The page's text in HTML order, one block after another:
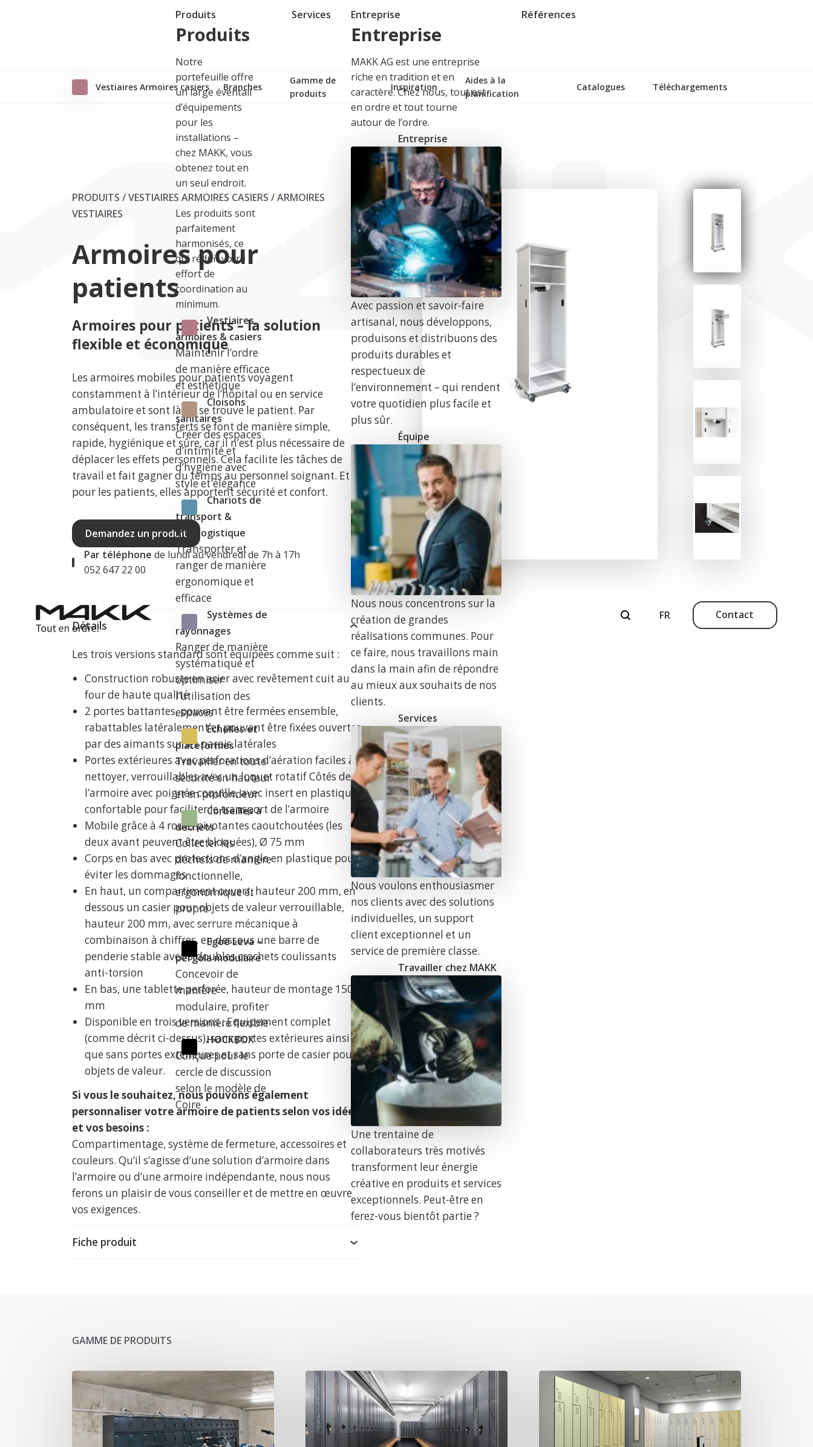
Produits
Produits
Notre
portefeuille offre
un large éventail
d’équipements
pour les
installations –
chez MAKK, vous
obtenez tout en
un seul endroit.
Les produits sont
parfaitement
harmonisés, ce
qui réduit votre
effort de
coordination au
minimum.
Vestiaires,
armoires & casiers
Maintenir l’ordre
de manière efficace
et esthétique
Cloisons
sanitaires
Créer des espaces
d’intimité et
d’hygiène avec
style et élégance
Chariots de
transport &
intralogistique
Transporter et
ranger de manière
ergonomique et
efficace
Systèmes de
rayonnages
Ranger de manière
systématique et
optimiser
l’utilisation des
espaces
Échelles et
plateformes
Travailler en toute
sécurité en hauteur
et en profondeur
Corbeilles à
déchets
Collecter les
déchets de manière
fonctionnelle,
ergonomique et
propre
Egoé Leva –
pergola modulaire
Concevoir de
manière
modulaire, profiter
de manière flexible
HOCKBOX
Conçue pour le
cercle de discussion
selon le modèle de
Coire
Services Entreprise
Entreprise
MAKK AG est une entreprise
riche en tradition et en
caractère. Chez nous, tout est
en ordre et tout tourne
autour de l’ordre.
Entreprise
Avec passion et savoir-faire
artisanal, nous développons,
produisons et distribuons des
produits durables et
respectueux de
l’environnement – qui rendent
votre quotidien plus facile et
plus sûr.
Équipe
Nous nous concentrons sur la
création de grandes
réalisations communes. Pour
ce faire, nous travaillons main
dans la main afin de répondre
au mieux aux souhaits de nos
clients.
Services
Nous voulons enthousiasmer
nos clients avec des solutions
individuelles, un support
client exceptionnel et un
service de première classe.
Travailler chez MAKK
Une trentaine de
collaborateurs très motivés
transforment leur énergie
créative en produits et services
exceptionnels. Peut-être en
ferez-vous bientôt partie ?
Références
Contact
Vestiaires Armoires casiers Branches
Gamme de
produits
Inspiration
Aides à la
planification
Catalogues Téléchargements
PRODUITS / VESTIAIRES ARMOIRES CASIERS /ARMOIRES
VESTIAIRES
Armoires pour
patients
Armoires pour patients – la solution
flexible et économique
Les armoires mobiles pour patients voyagent
constamment à l’intérieur de l’hôpital ou en service
ambulatoire et sont là où se trouve le patient. Par
conséquent, les transferts se font de manière simple,
rapide, hygiénique et sûre, car il n’est plus nécessaire de
déplacer les effets personnels. Cela facilite les tâches de
travail et fait gagner du temps au personnel soignant. Et
pour les patients, elles apportent sécurité et confort.
Demandez un produit
Par téléphone de lundi au vendredi de 7h à 17h
052 647 22 00
Détails
Les trois versions standard sont équipées comme suit :
Construction robuste en acier avec revêtement cuit au
four de haute qualité
2 portes battantes, pouvant être fermées ensemble,
rabattables latéralement et pouvant être fixées ouvertes
par des aimants sur les parois latérales
Portes extérieures avec perforations d’aération faciles à
nettoyer, verrouillables avec un loquet rotatif Côtés de
l’armoire avec poignée coquille, avec insert en plastique
confortable pour faciliter le transport de l’armoire
Mobile grâce à 4 roues pivotantes caoutchoutées (les
deux avant peuvent être bloquées), Ø 75 mm
Corps en bas avec protections d’angle en plastique pour
éviter les dommages
En haut, un compartiment ouvert, hauteur 200 mm, en
dessous un casier pour objets de valeur verrouillable,
hauteur 200 mm, avec serrure mécanique à
combinaison à chiffres, en dessous une barre de
penderie stable avec 3 doubles crochets coulissants
anti-torsion
En bas, une tablette perforée, hauteur de montage 150
mm
Disponible en trois versions : Equipement complet
(comme décrit ci-dessus), sans portes extérieures ainsi
que sans portes extérieures et sans porte de casier pour
objets de valeur.
Si vous le souhaitez, nous pouvons également
personnaliser votre armoire de patients selon vos idées
et vos besoins :
Compartimentage, système de fermeture, accessoires et
couleurs. Qu’il s’agisse d’une solution d’armoire dans
l’armoire ou d’une armoire indépendante, nous nous
ferons un plaisir de vous conseiller et de mettre en œuvre
vos exigences.
Fiche produit
GAMME DE PRODUITS